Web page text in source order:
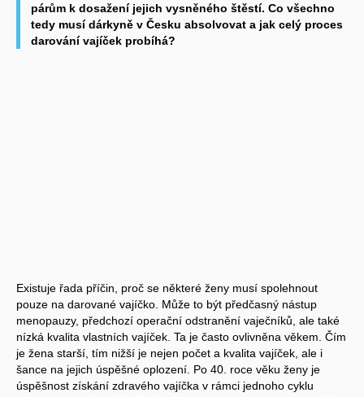
párům k dosažení jejich vysněného štěstí. Co všechno
tedy musí dárkyně v Česku absolvovat a jak celý proces
darování vajíček probíhá?
Existuje řada příčin, proč se některé ženy musí spolehnout
pouze na darované vajíčko. Může to být předčasný nástup
menopauzy, předchozí operační odstranění vaječníků, ale také
nízká kvalita vlastních vajíček. Ta je často ovlivněna věkem. Čím
je žena starší, tím nižší je nejen počet a kvalita vajíček, ale i
šance na jejich úspěšné oplození. Po 40. roce věku ženy je
úspěšnost získání zdravého vajíčka v rámci jednoho cyklu